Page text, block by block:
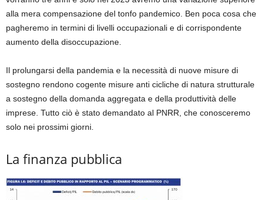
alla mera compensazione del tonfo pandemico. Ben poca cosa che
pagheremo in termini di livelli occupazionali e di corrispondente
aumento della disoccupazione.
Il prolungarsi della pandemia e la necessità di nuove misure di
sostegno rendono cogente misure anti cicliche di natura strutturale
a sostegno della domanda aggregata e della produttività delle
imprese. Tutto ciò è stato demandato al PNRR, che conosceremo
solo nei prossimi giorni.
La finanza pubblica